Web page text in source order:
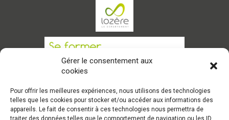
Gérer le consentement aux
cookies
Pour offrir les meilleures expériences, nous utilisons des technologies
telles que les cookies pour stocker et/ou accéder aux informations des
appareils. Le fait de consentir à ces technologies nous permettra de
traiter des données telles que le comportement de navigation ou les ID